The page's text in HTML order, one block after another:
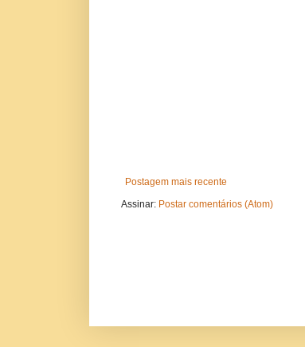
Postagem mais recente
Assinar: Postar comentários (Atom)